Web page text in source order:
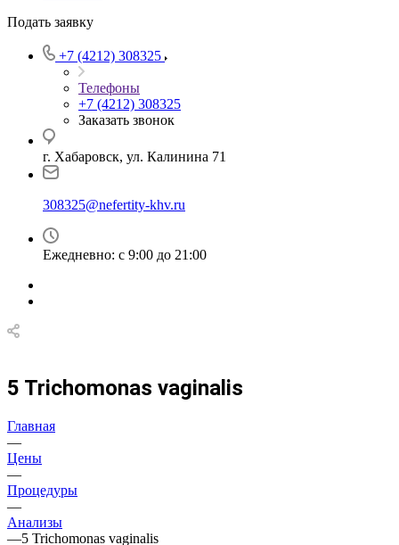
Подать заявку
+7 (4212) 308325
Телефоны
+7 (4212) 308325
Заказать звонок
г. Хабаровск, ул. Калинина 71
308325@nefertity-khv.ru
Ежедневно: с 9:00 до 21:00
5 Trichomonas vaginalis
Главная
—
Цены
—
Процедуры
—
Анализы
—5 Trichomonas vaginalis